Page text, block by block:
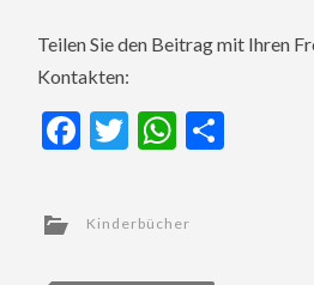
Teilen Sie den Beitrag mit Ihren
Kontakten:
Facebook
Twitter
Kinderbücher